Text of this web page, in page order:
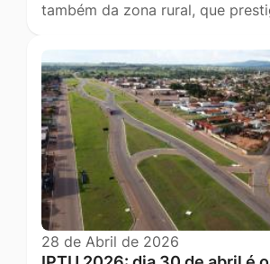
também da zona rural, que
28 de Abril de 2026